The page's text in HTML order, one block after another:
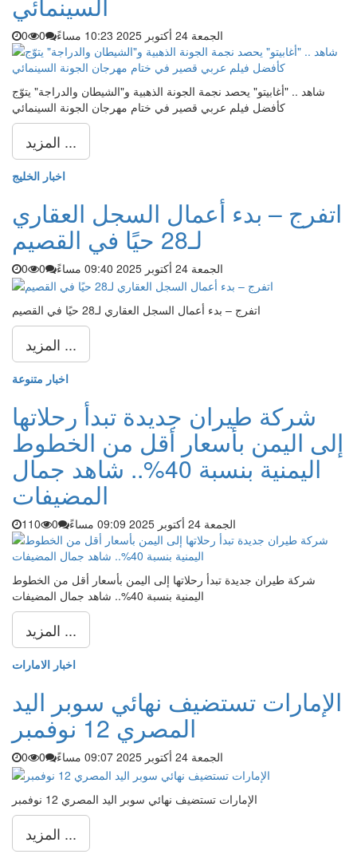
الجمعة 24 أكتوبر 2025 10:23 مساءً 0
0
شاهد .. "أغابيتو" يحصد نجمة الجونة الذهبية و"الشيطان والدراجة" يتوّج
كأفضل فيلم عربي قصير في ختام مهرجان الجونة السينمائي
المزيد ...
اخبار الخليج
اتفرج – بدء أعمال السجل العقاري
لـ28 حيًا في القصيم
الجمعة 24 أكتوبر 2025 09:40 مساءً 0
0
اتفرج – بدء أعمال السجل العقاري لـ28 حيًا في القصيم
المزيد ...
اخبار متنوعة
شركة طيران جديدة تبدأ رحلاتها
إلى اليمن بأسعار أقل من الخطوط
اليمنية بنسبة 40%.. شاهد جمال
المضيفات
الجمعة 24 أكتوبر 2025 09:09 مساءً 0
110
شركة طيران جديدة تبدأ رحلاتها إلى اليمن بأسعار أقل من الخطوط
اليمنية بنسبة 40%.. شاهد جمال المضيفات
المزيد ...
اخبار الامارات
الإمارات تستضيف نهائي سوبر اليد
المصري 12 نوفمبر
الجمعة 24 أكتوبر 2025 09:07 مساءً 0
0
الإمارات تستضيف نهائي سوبر اليد المصري 12 نوفمبر
المزيد ...